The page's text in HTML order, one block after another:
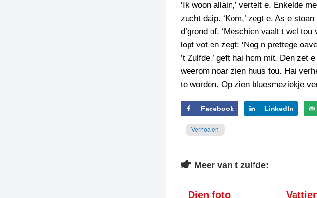
‘Ik woon allain,’ vertelt e. Enkelde
zucht daip. ‘Kom,’ zegt e. As e
d’grond of. ‘Meschien vaalt t wel
lopt vot en zegt: ‘Nog n prettege
’t Zulfde,’ geft hai hom mit. Den zet
weerom noar zien huus tou. Hai
te worden. Op zien bluesmeziekje
Facebook LinkedIn
Verhoalen
Meer van t zulfde:
Dien foto